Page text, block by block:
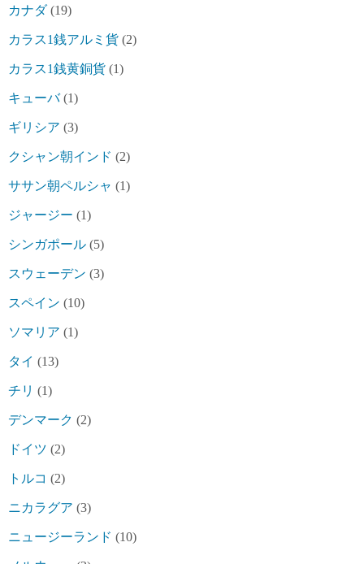
カナダ(19)
カラス1銭アルミ貨 (2)
カラス1銭黄銅貨 (1)
キューバ(1)
ギリシア (3)
クシャン朝インド (2)
ササン朝ペルシャ (1)
ジャージー (1)
シンガポール (5)
スウェーデン (3)
スペイン (10)
ソマリア (1)
タイ (13)
チリ (1)
デンマーク (2)
ドイツ (2)
トルコ (2)
ニカラグア (3)
ニュージーランド (10)